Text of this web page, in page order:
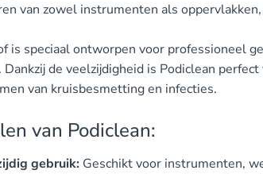
van zowel instrumenten als
is speciaal ontworpen voor professioneel
de veelzijdigheid is Podiclean
van kruisbesmetting en infecties.
van Podiclean:
gebruik: Geschikt voor instrumenten,